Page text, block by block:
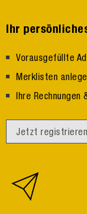
Ihr
Vorausgefüllte
Merklisten
Ihre Rechnungen
Jetzt registrieren